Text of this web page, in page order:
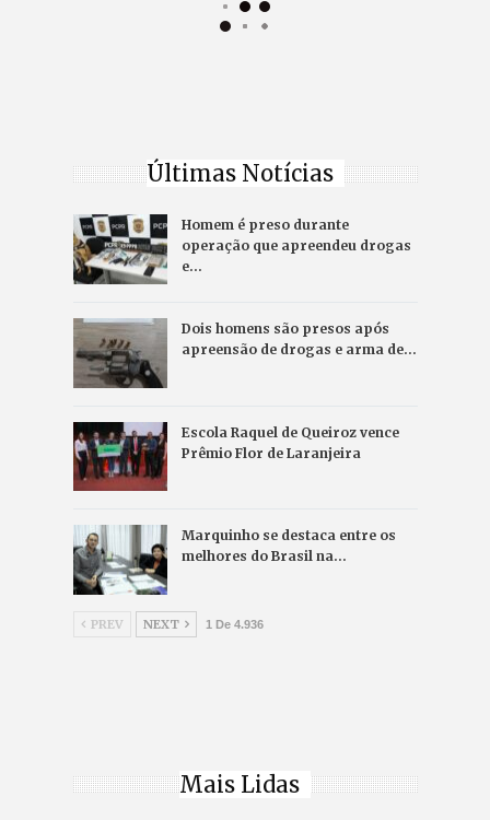
Últimas Notícias
Homem é preso durante
operação que apreendeu drogas
e…
Dois homens são presos após
apreensão de drogas e arma de…
Escola Raquel de Queiroz vence
Prêmio Flor de Laranjeira
Marquinho se destaca entre os
melhores do Brasil na…
PREV NEXT 1 De 4.936
Mais Lidas